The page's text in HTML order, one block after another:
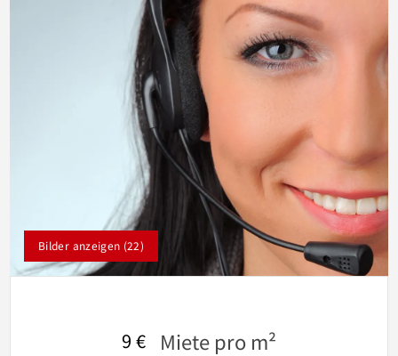
Bilder anzeigen (22)
9 € Miete pro m²